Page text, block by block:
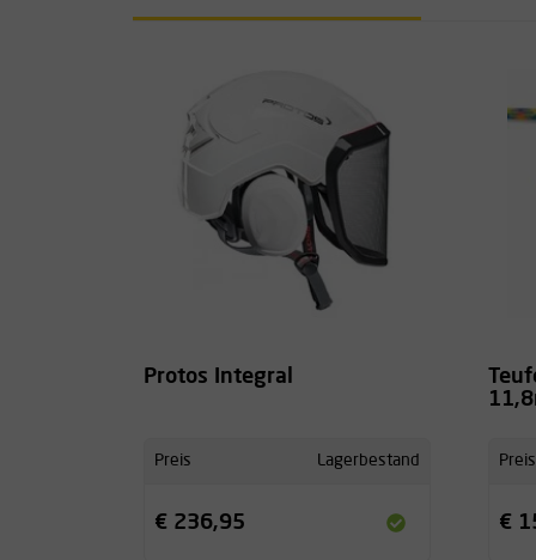
Protos Integral
Preis Lagerbestand
€ 236,95
Preis
€